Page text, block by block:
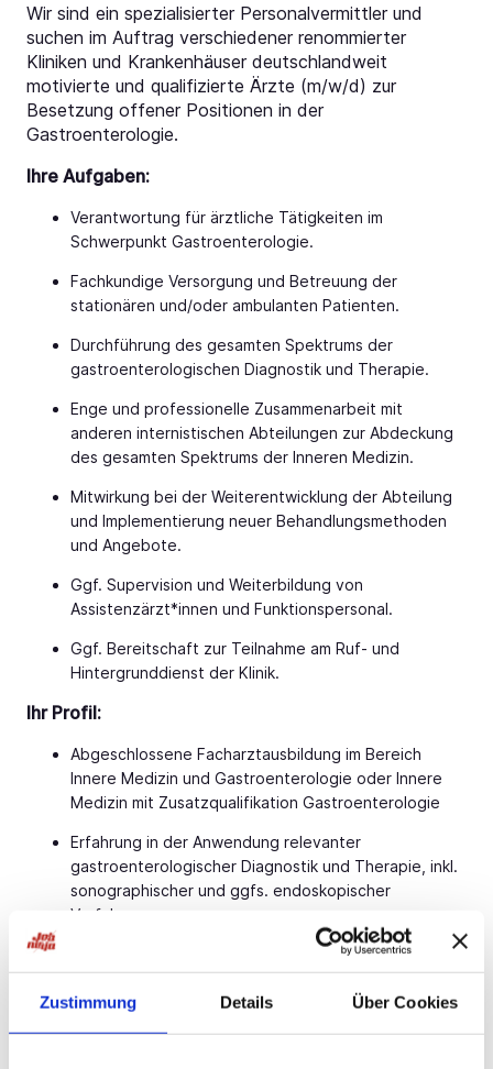
Zustimmung Details Über Cookies
Wir sind ein spezialisierter Personalvermittler und
suchen im Auftrag verschiedener renommierter
Kliniken und Krankenhäuser deutschlandweit
motivierte und qualifizierte Ärzte (m/w/d) zur
Besetzung offener Positionen in der
Gastroenterologie.
Ihre Aufgaben:
Verantwortung für ärztliche Tätigkeiten im
Schwerpunkt Gastroenterologie.
Fachkundige Versorgung und Betreuung der
stationären und/oder ambulanten Patienten.
Durchführung des gesamten Spektrums der
gastroenterologischen Diagnostik und Therapie.
Enge und professionelle Zusammenarbeit mit
anderen internistischen Abteilungen zur Abdeckung
des gesamten Spektrums der Inneren Medizin.
Mitwirkung bei der Weiterentwicklung der Abteilung
und Implementierung neuer Behandlungsmethoden
und Angebote.
Ggf. Supervision und Weiterbildung von
Assistenzärzt*innen und Funktionspersonal.
Ggf. Bereitschaft zur Teilnahme am Ruf- und
Hintergrunddienst der Klinik.
Ihr Profil:
Abgeschlossene Facharztausbildung im Bereich
Innere Medizin und Gastroenterologie oder Innere
Medizin mit Zusatzqualifikation Gastroenterologie
Erfahrung in der Anwendung relevanter
gastroenterologischer Diagnostik und Therapie, inkl.
sonographischer und ggfs. endoskopischer
Verfahren.
Engagement bei der Entwicklung und Mitgestaltung
eines eigenen Verantwortungsbereiches.
Teamfähige, freundliche und aufgeschlossene